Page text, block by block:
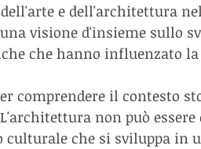
e dell'architettura
visione d'insieme sullo
che hanno influenzato la
comprendere il contesto
non può
culturale che si sviluppa in